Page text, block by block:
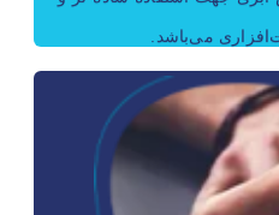
می‌باشد.